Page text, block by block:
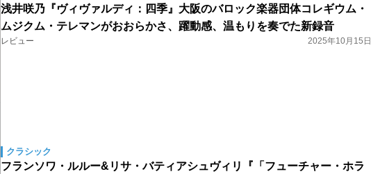
浅井咲乃『ヴィヴァルディ：四季』大阪のバロック楽器団体コレギウム・
ムジクム・テレマンがおおらかさ、躍動感、温もりを奏でた新録音
レビュー 2025年10月15日
クラシック
フランソワ・ルルー&リサ・バティアシュヴィリ『「フューチャー・ホラ